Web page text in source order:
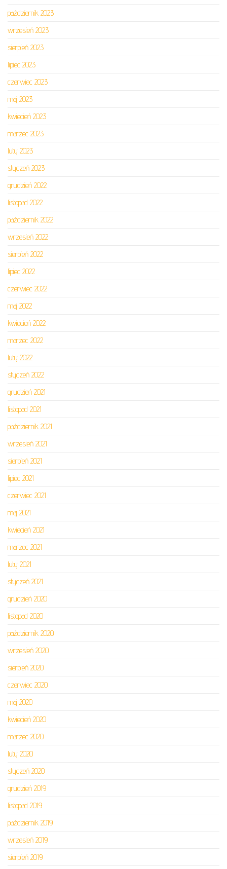
październik 2023
wrzesień 2023
sierpień 2023
lipiec 2023
czerwiec 2023
maj 2023
kwiecień 2023
marzec 2023
luty 2023
styczeń 2023
grudzień 2022
listopad 2022
październik 2022
wrzesień 2022
sierpień 2022
lipiec 2022
czerwiec 2022
maj 2022
kwiecień 2022
marzec 2022
luty 2022
styczeń 2022
grudzień 2021
listopad 2021
październik 2021
wrzesień 2021
sierpień 2021
lipiec 2021
czerwiec 2021
maj 2021
kwiecień 2021
marzec 2021
luty 2021
styczeń 2021
grudzień 2020
listopad 2020
październik 2020
wrzesień 2020
sierpień 2020
czerwiec 2020
maj 2020
kwiecień 2020
marzec 2020
luty 2020
styczeń 2020
grudzień 2019
listopad 2019
październik 2019
wrzesień 2019
sierpień 2019